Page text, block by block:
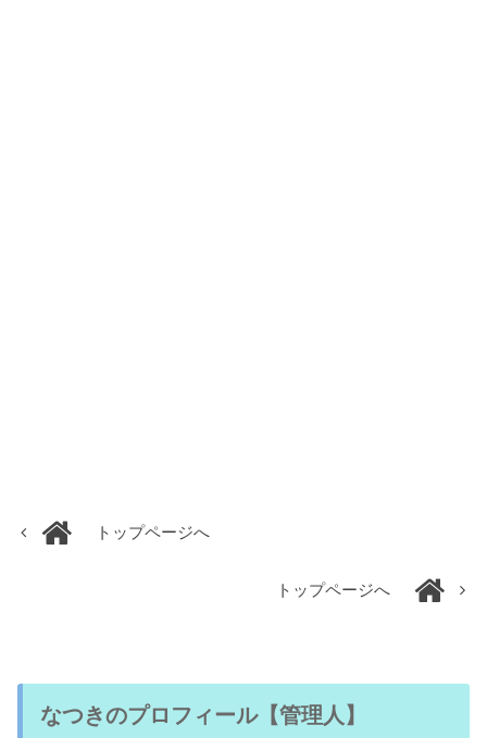
トップページへ
トップページへ
なつきのプロフィール【管理人】